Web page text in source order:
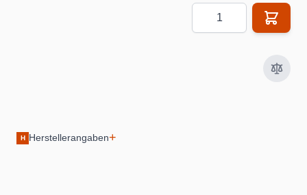
H Herstellerangaben+